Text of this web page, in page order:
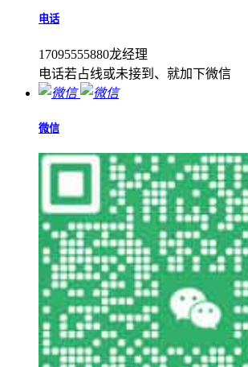
电话
17095555880龙经理
电话若占线或未接到、就加下微信
微信